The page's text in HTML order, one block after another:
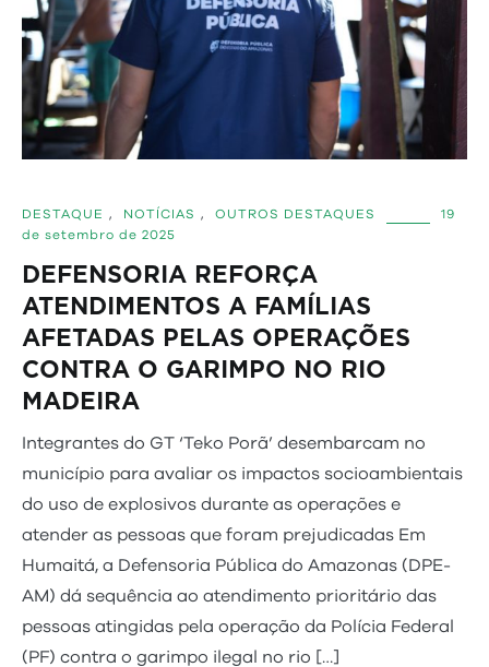
DESTAQUE , NOTÍCIAS , OUTROS DESTAQUES
19
de setembro de 2025
DEFENSORIA REFORÇA
ATENDIMENTOS A FAMÍLIAS
AFETADAS PELAS OPERAÇÕES
CONTRA O GARIMPO NO RIO
MADEIRA
Integrantes do GT ‘Teko Porã’ desembarcam no
município para avaliar os impactos socioambientais
do uso de explosivos durante as operações e
atender as pessoas que foram prejudicadas Em
Humaitá, a Defensoria Pública do Amazonas (DPE-
AM) dá sequência ao atendimento prioritário das
pessoas atingidas pela operação da Polícia Federal
(PF) contra o garimpo ilegal no rio […]